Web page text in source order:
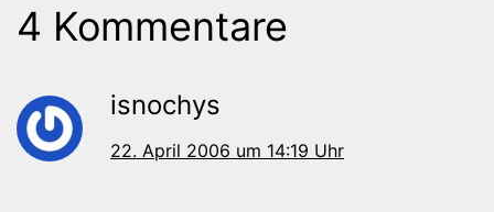
4 Kommentare
isnochys
22. April 2006 um 14:19 Uhr